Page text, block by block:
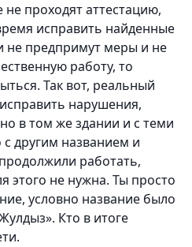
проходят аттестацию,
исправить найденные
не предпримут меры и не
работу, то
Так вот, реальный
нарушения,
в том же здании и с теми
другим названием и
работать,
этого не нужна. Ты просто
условно название было
Кто в итоге